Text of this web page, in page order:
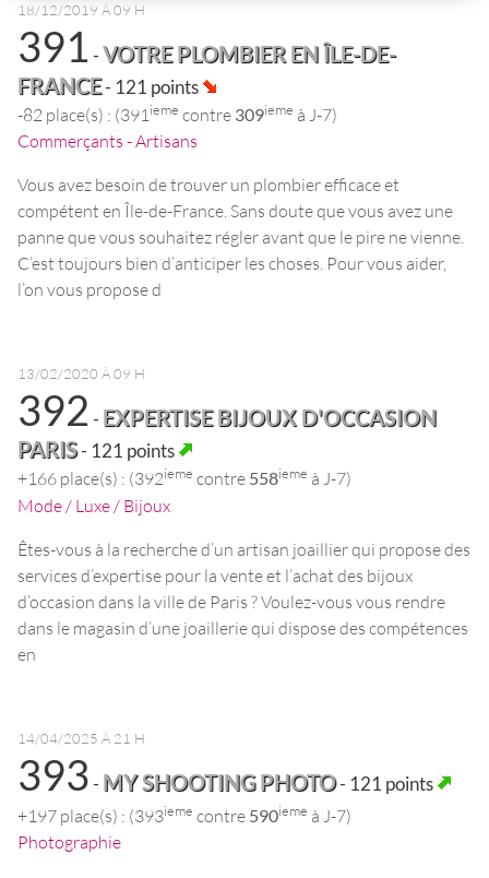
18/12/2019 À 09 H
391 -VOTRE PLOMBIER EN ÎLE-DE-
FRANCE- 121 points
-82 place(s) : (391 ieme contre 309ieme à J-7)
Commerçants - Artisans
Vous avez besoin de trouver un plombier efficace et
compétent en Île-de-France. Sans doute que vous avez une
panne que vous souhaitez régler avant que le pire ne vienne.
C’est toujours bien d’anticiper les choses. Pour vous aider,
l’on vous propose d
13/02/2020 À 09 H
392- EXPERTISE BIJOUX D'OCCASION
PARIS- 121 points
+166 place(s) : (392ieme contre 558ieme à J-7)
Mode / Luxe / Bijoux
Êtes-vous à la recherche d’un artisan joaillier qui propose des
services d’expertise pour la vente et l’achat des bijoux
d’occasion dans la ville de Paris ? Voulez-vous vous rendre
dans le magasin d’une joaillerie qui dispose des compétences
en
14/04/2025 À 21 H
393- MY SHOOTING PHOTO- 121 points
+197 place(s) : (393ieme contre 590ieme à J-7)
Photographie